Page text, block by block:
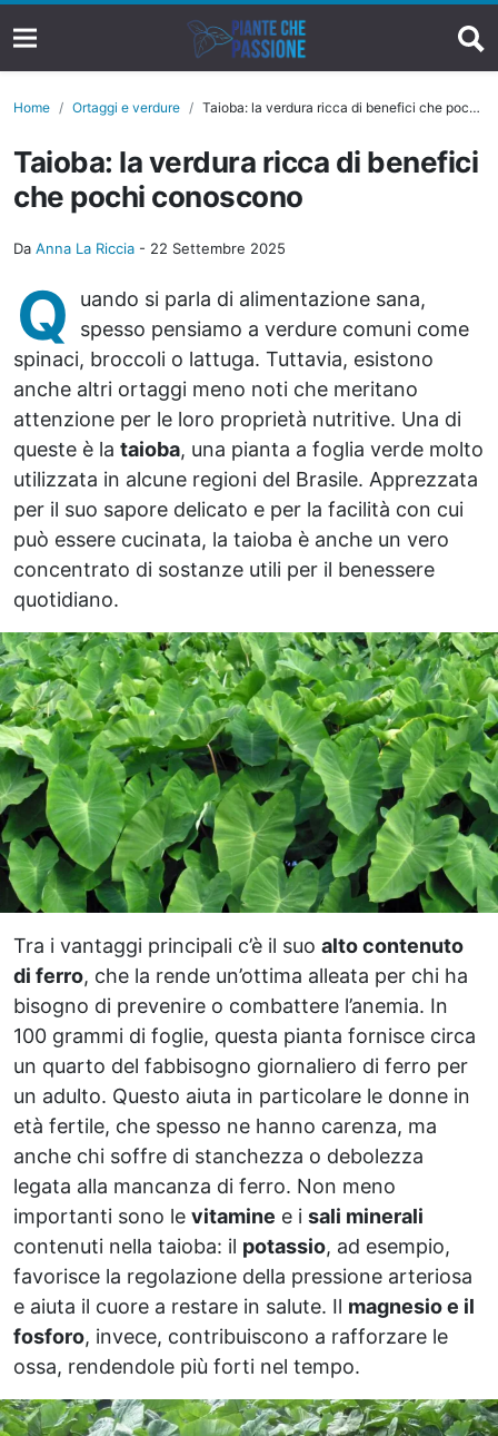
Home Ortaggi e verdure Taioba: la verdura ricca di benefici che pochi conoscono
Taioba: la verdura ricca di benefici
che pochi conoscono
Da Anna La Riccia - 22 Settembre 2025
Q
uando si parla di alimentazione sana,
spesso pensiamo a verdure comuni come
spinaci, broccoli o lattuga. Tuttavia, esistono
anche altri ortaggi meno noti che meritano
attenzione per le loro proprietà nutritive. Una di
queste è la taioba, una pianta a foglia verde molto
utilizzata in alcune regioni del Brasile. Apprezzata
per il suo sapore delicato e per la facilità con cui
può essere cucinata, la taioba è anche un vero
concentrato di sostanze utili per il benessere
quotidiano.
Tra i vantaggi principali c’è il suo alto contenuto
di ferro, che la rende un’ottima alleata per chi ha
bisogno di prevenire o combattere l’anemia. In
100 grammi di foglie, questa pianta fornisce circa
un quarto del fabbisogno giornaliero di ferro per
un adulto. Questo aiuta in particolare le donne in
età fertile, che spesso ne hanno carenza, ma
anche chi soffre di stanchezza o debolezza
legata alla mancanza di ferro. Non meno
importanti sono le vitamine e i sali minerali
contenuti nella taioba: il potassio, ad esempio,
favorisce la regolazione della pressione arteriosa
e aiuta il cuore a restare in salute. Il magnesio e il
fosforo, invece, contribuiscono a rafforzare le
ossa, rendendole più forti nel tempo.